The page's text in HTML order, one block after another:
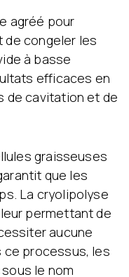
agréé pour
de congeler les
à basse
efficaces en
de cavitation et de
graisseuses
que les
La cryolipolyse
permettant de
aucune
ce processus, les
le nom